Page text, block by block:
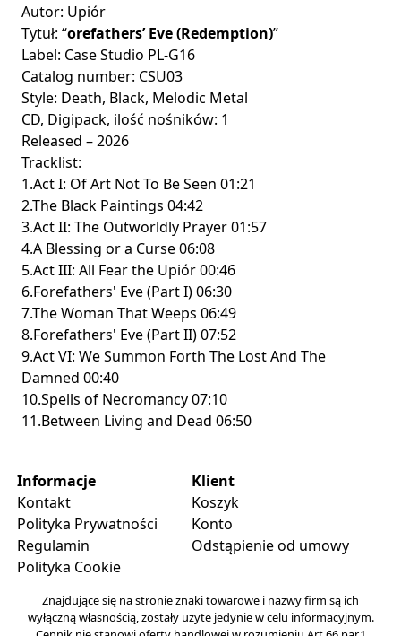
Autor: Upiór
Tytuł: “orefathers’ Eve (Redemption)”
Label: Case Studio PL-G16
Catalog number: CSU03
Style: Death, Black, Melodic Metal
CD, Digipack, ilość nośników: 1
Released – 2026
Tracklist:
1.Act I: Of Art Not To Be Seen 01:21
2.The Black Paintings 04:42
3.Act II: The Outworldly Prayer 01:57
4.A Blessing or a Curse 06:08
5.Act III: All Fear the Upiór 00:46
6.Forefathers' Eve (Part I) 06:30
7.The Woman That Weeps 06:49
8.Forefathers' Eve (Part II) 07:52
9.Act VI: We Summon Forth The Lost And The
Damned 00:40
10.Spells of Necromancy 07:10
11.Between Living and Dead 06:50
Informacje
Kontakt
Polityka Prywatności
Regulamin
Polityka Cookie
Klient
Koszyk
Konto
Odstąpienie od umowy
Znajdujące się na stronie znaki towarowe i nazwy firm są ich
wyłączną własnością, zostały użyte jedynie w celu informacyjnym.